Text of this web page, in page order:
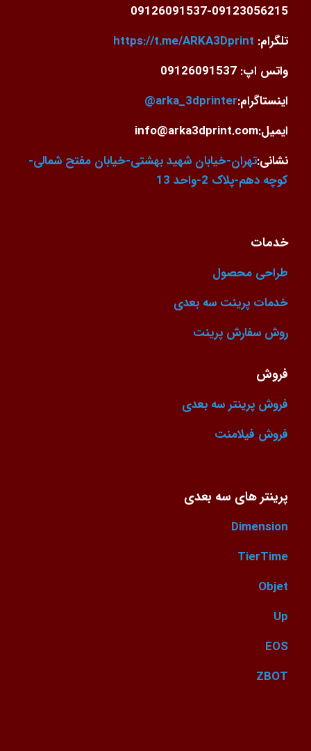
09126091537-09123056215
تلگرام: https://t.me/ARKA3Dprint
واتس اپ: 09126091537
اینستاگرام:arka_3dprinter@
ایمیل:info@arka3dprint.com
نشانی:تهران-خیابان شهید بهشتی-خیابان مفتح شمالی-
کوچه دهم-پلاک 2-واحد 13
خدمات
طراحی محصول
خدمات پرینت سه بعدی
روش سفارش پرینت
فروش
فروش پرینتر سه بعدی
فروش فیلامنت
پرینتر های سه بعدی
Dimension
TierTime
Objet
Up
EOS
ZBOT